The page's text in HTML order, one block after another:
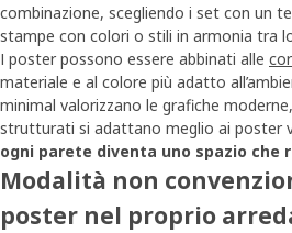
combinazione, scegliendo i set con un
stampe con colori o stili in armonia tra
I poster possono essere abbinati alle
materiale e al colore più adatto
minimal valorizzano le grafiche
strutturati si adattano meglio ai poster
ogni parete diventa uno spazio che
Modalità non
poster nel proprio